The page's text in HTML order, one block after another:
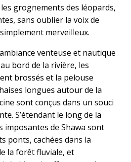
grognements des léopards,
sans oublier la voix de
merveilleux.
venteuse et nautique
bord de la rivière, les
brossés et la pelouse
longues autour de la
sont conçus dans un souci
S’étendant le long de la
imposantes de Shawa sont
ponts, cachées dans la
la forêt fluviale, et